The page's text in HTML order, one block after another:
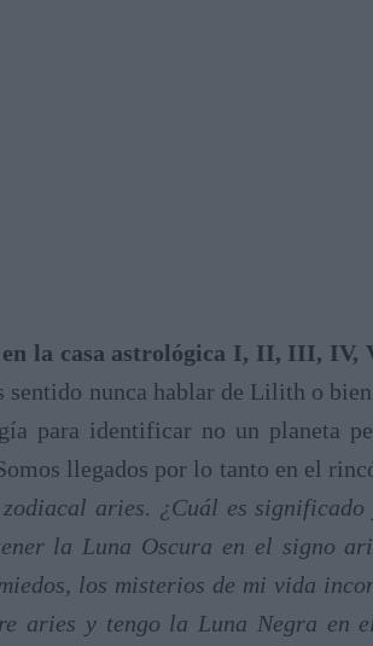
la casa astrológica I, II, III,
sentido nunca hablar de Lilith o
para identificar no un planeta
llegados por lo tanto en el
aries. ¿Cuál es
la Luna Oscura en el signo
los misterios de mi vida
aries y tengo la Luna Negra en